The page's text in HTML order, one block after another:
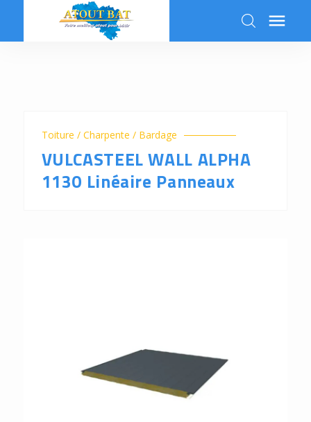
k 
Toiture / Charpente / Bardage
VULCASTEEL WALL ALPHA
1130 Linéaire Panneaux